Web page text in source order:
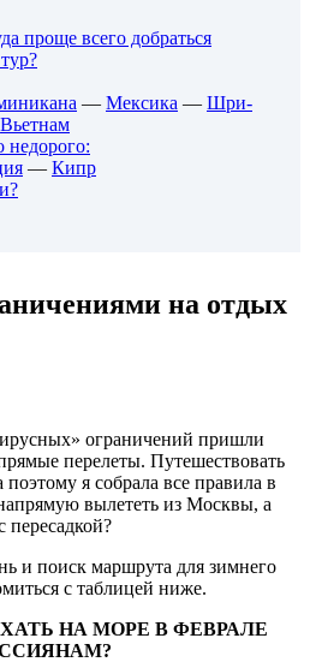
проще всего добраться
— Мексика — Шри-
Вьетнам
недорого:
— Кипр
на отдых
ограничений пришли
перелеты. Путешествовать
поэтому я собрала все правила в
вылететь из Москвы, а
пересадкой?
и поиск маршрута для зимнего
с таблицей ниже.
НА МОРЕ В ФЕВРАЛЕ